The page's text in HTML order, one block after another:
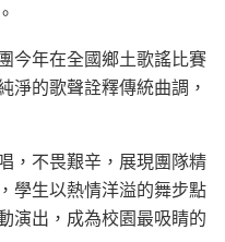
今年在全國鄉土歌謠比賽
淨的歌聲詮釋傳統曲調，
，不畏艱辛，展現團隊精
學生以熱情洋溢的舞步點
演出，成為校園最吸睛的